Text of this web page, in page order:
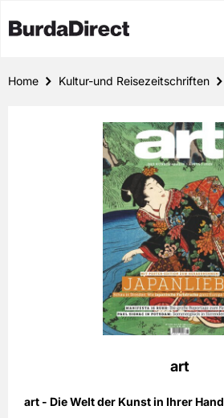
Home Kultur-und Reisezeitschriften
art
art - Die Welt der Kunst in Ihrer Hand